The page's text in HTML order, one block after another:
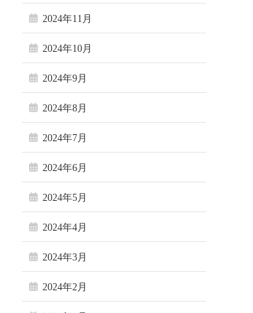
2024年11月
2024年10月
2024年9月
2024年8月
2024年7月
2024年6月
2024年5月
2024年4月
2024年3月
2024年2月